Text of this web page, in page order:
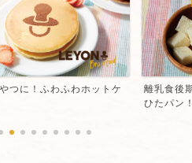
つに！ふわふわホットケ
離乳食後
ひたパン！